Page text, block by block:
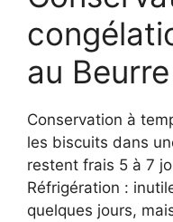
au
Conservation à
les biscuits dans
restent frais 5 à 7
Réfrigération :
quelques jours,